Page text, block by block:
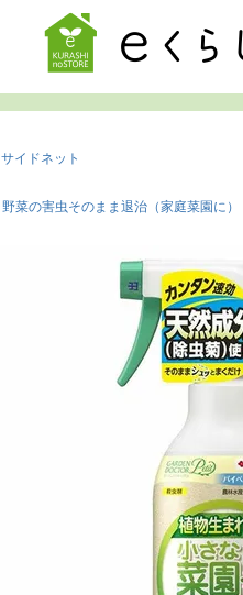
検索
サイドネット
野菜の害虫そのまま退治（家庭菜園に）